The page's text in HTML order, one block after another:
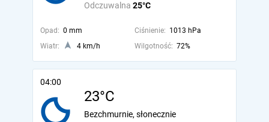
Odczuwalna 25°C
Opad: 0 mm Ciśnienie: 1013 hPa
Wiatr:
4 km/h Wilgotność: 72%
04:00
23°C
Bezchmurnie, słonecznie